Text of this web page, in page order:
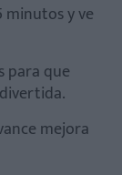
minutos y ve
para que
mejora